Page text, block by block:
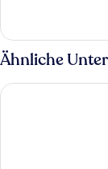
anzeigen
Zimmer,
1 Queen-
Bett
Schlafsofa
Ähnliche
The Wesley